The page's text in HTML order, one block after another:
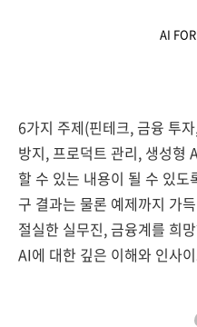
AI
6가지 주제(핀테크, 금융 투
방지, 프로덕트 관리, 생성형
할 수 있는 내용이 될 수 있
구 결과는 물론 예제까지 가
절실한 실무진, 금융계를 희
AI에 대한 깊은 이해와 인사